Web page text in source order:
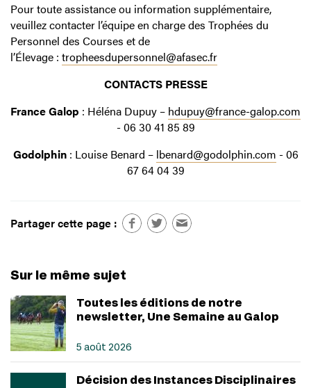
Pour toute assistance ou information supplémentaire,
veuillez contacter l’équipe en charge des Trophées du
Personnel des Courses et de
l’Élevage : tropheesdupersonnel@afasec.fr
CONTACTS PRESSE
France Galop : Héléna Dupuy – hdupuy@france-galop.com
- 06 30 41 85 89
Godolphin: Louise Benard – lbenard@godolphin.com - 06
67 64 04 39
Partager cette page :
Sur le même sujet
Toutes les éditions de notre
newsletter, Une Semaine au Galop
5 août 2026
Décision des Instances Disciplinaires